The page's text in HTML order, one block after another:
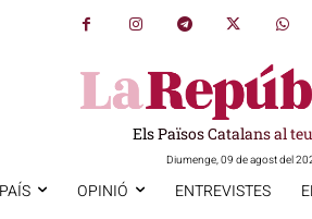
Els Països Catalans al
Diumenge, 09 de agost del
OPINIÓ ENTREVISTES